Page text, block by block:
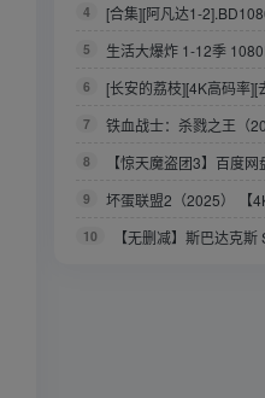
减 中英字幕
4 [合集][阿凡达1-
5
生活大爆炸 1-12季
收藏版
6
[长安的荔枝][4K高码率
赠马伯庸原版小说，值得珍藏
7
铁血战士：杀戮之王（
语中字】【3.5G】
8
【惊天魔盗团3】百度
[剧情 / 动作 / 犯罪] 英语 (建
9
坏蛋联盟2（2025） 【
字】【14.4G】
10
【无删减】斯巴达克